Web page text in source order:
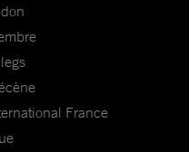
France